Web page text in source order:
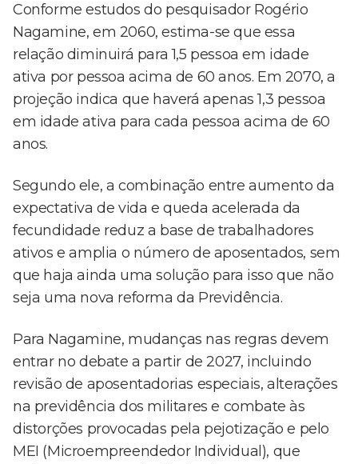
Conforme estudos do pesquisador Rogério
Nagamine, em 2060, estima-se que essa
relação diminuirá para 1,5 pessoa em idade
ativa por pessoa acima de 60 anos. Em 2070, a
projeção indica que haverá apenas 1,3 pessoa
em idade ativa para cada pessoa acima de 60
anos.
Segundo ele, a combinação entre aumento da
expectativa de vida e queda acelerada da
fecundidade reduz a base de trabalhadores
ativos e amplia o número de aposentados, sem
que haja ainda uma solução para isso que não
seja uma nova reforma da Previdência.
Para Nagamine, mudanças nas regras devem
entrar no debate a partir de 2027, incluindo
revisão de aposentadorias especiais, alterações
na previdência dos militares e combate às
distorções provocadas pela pejotização e pelo
MEI (Microempreendedor Individual), que